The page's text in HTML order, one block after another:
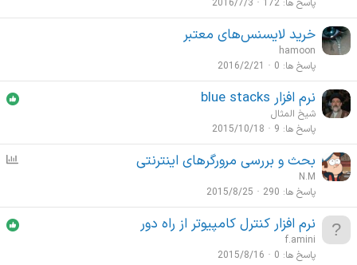
پاسخ ها 172
2016/7/3
خرید لایسنس‌های معتبر
hamoon
پاسخ ها 0
2016/2/21
نرم افزار blue stacks
شیخ المثال
پاسخ ها 9
2015/10/18
ن
ن
بحث و بررسی مرورگرهای اینترنتی
N.M
پاسخ ها 290
2015/8/25
نرم افزار کنترل کامپیوتر از راه دور
f.amini
پاسخ ها 0
2015/8/16